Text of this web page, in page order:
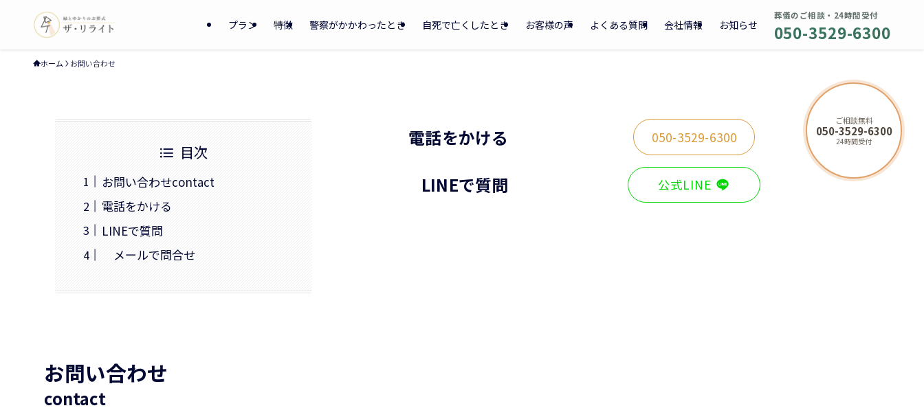
ご相談無料
050-3529-6300
24時間受付
プラン 特徴 警察がかかわったとき 自死で亡くしたとき お客様の声 よくある質問 会社情報 お知らせ
葬儀のご相談・24時間受付
050-3529-6300
ホーム お問い合わせ
目次
お問い合わせcontact
電話をかける
LINEで質問
メールで問合せ
お問い合わせ
contact
電話をかける 050-3529-6300
LINEで質問 公式LINE